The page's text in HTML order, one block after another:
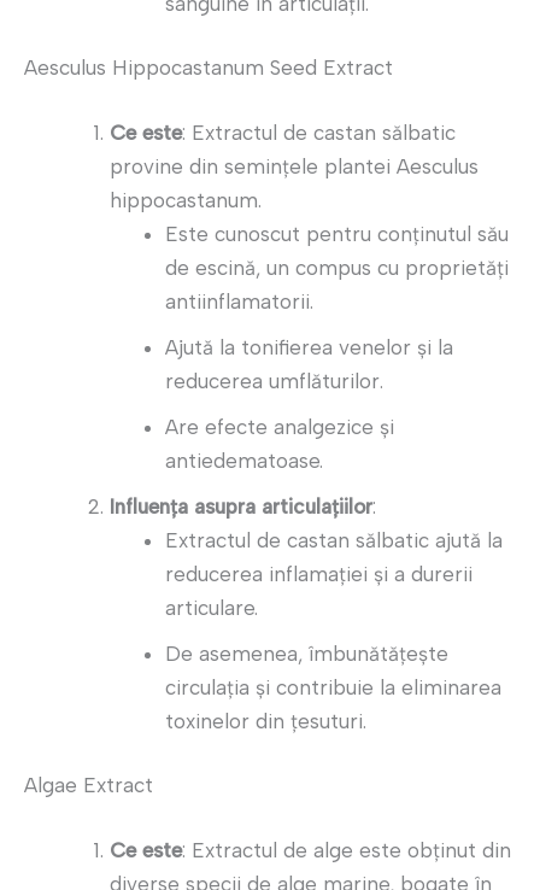
Aesculus Hippocastanum Seed Extract
Ce este: Extractul de castan sălbatic
provine din semințele plantei Aesculus
hippocastanum.
Este cunoscut pentru conținutul său
de escină, un compus cu proprietăți
antiinflamatorii.
Ajută la tonifierea venelor și la
reducerea umflăturilor.
Are efecte analgezice și
antiedematoase.
Influența asupra articulațiilor:
Extractul de castan sălbatic ajută la
reducerea inflamației și a durerii
articulare.
De asemenea, îmbunătățește
circulația și contribuie la eliminarea
toxinelor din țesuturi.
Algae Extract
Ce este: Extractul de alge este obținut din
diverse specii de alge marine, bogate în